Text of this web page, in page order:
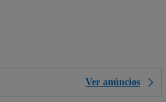
Ver anúncios